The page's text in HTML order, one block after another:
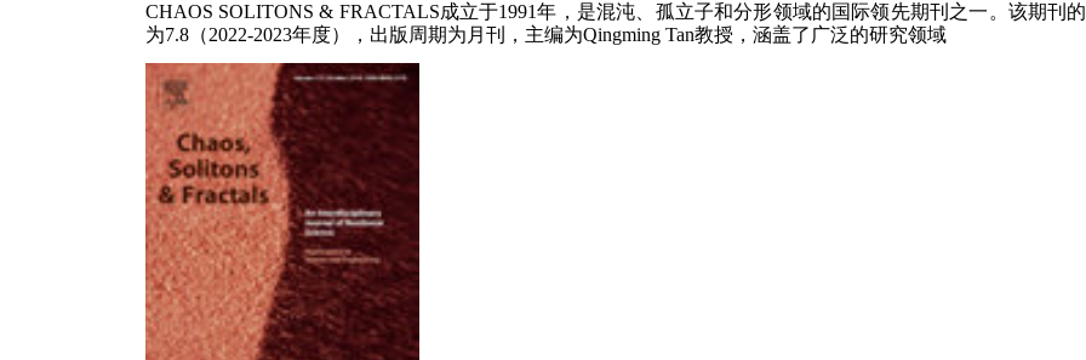
CHAOS SOLITONS & FRACTALS成立于1991年，是混沌、孤立子和分形领域的国际领先期刊之一。该期刊
为7.8（2022-2023年度），出版周期为月刊，主编为Qingming Tan教授，涵盖了广泛的研究领域